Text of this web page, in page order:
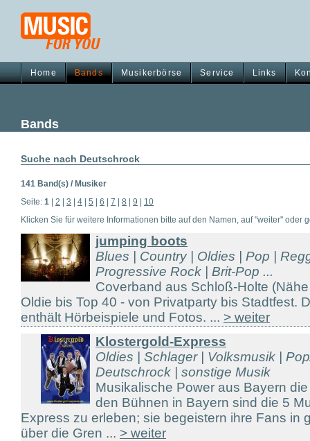
Home Bands Musikerbörse Service Links
Bands
Suche nach Deutschrock
141 Band(s) / Musiker
Seite: 1 2 3 4 5 6 7 8 9
10
Klicken Sie für weitere Informationen bitte auf den Namen, auf "weiter" oder
jumping boots
Blues | Country | Oldies | Pop |
Progressive Rock | Brit-Pop ...
Coverband aus Schloß-Holte
Oldie bis Top 40 - von Privatparty bis Stadtfest.
enthält Hörbeispiele und Fotos. ... > weiter
Klostergold-Express
Oldies | Schlager | Volksmusik |
Deutschrock | sonstige Musik
Musikalische Power aus Bayern
den Bühnen in Bayern sind die 5
Express zu erleben; sie begeistern ihre Fans in
über die Gren ... > weiter